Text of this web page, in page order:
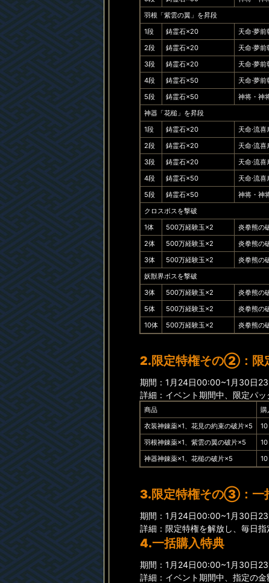
羽根「紫雲の翼」を昇段
1段
鋳霊石×20
天命·夢
2段
鋳霊石×20
天命·夢
3段
鋳霊石×20
天命·夢
4段
鋳霊石×50
天命·夢
5段
鋳霊石×50
神将・神
神器「花槌」を昇段
1段
鋳霊石×20
天命·流
2段
鋳霊石×20
天命·流
3段
鋳霊石×20
天命·流
4段
鋳霊石×50
天命·流
5段
鋳霊石×50
神将・神
クロスボスを撃破
1体
500万経験玉×2
炎拳熊の
2体
500万経験玉×2
炎拳熊の
3体
500万経験玉×2
炎拳熊の
妖獣界ボスを撃破
3体
500万経験玉×2
炎拳熊の
5体
500万経験玉×2
炎拳熊の
10体
500万経験玉×2 炎拳熊の
2.限定特権その②：限
期間：1月24日00:00~1月30日
詳細：イベント期間中、限定パッ
商品
購
衣装神錬薬×1、花見の約束の破片×5
10
羽根神錬薬×1、紫雲の翼の破片×5
10
神器神錬薬×1、花槌の破片×5
10
3.限定特権その③：一
期間：1月24日00:00~1月30日
詳細：限定特権を解放し、毎日
4.一括購入特典
期間：1月24日00:00~1月30日
詳細：イベント期間中、指定の